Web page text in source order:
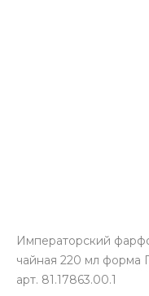
Императорский
чайная 220 мл форма
арт. 81.17863.00.1